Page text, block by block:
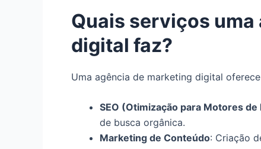
Quais serviços
digital faz?
Uma agência de marketing digital
SEO (Otimização para Motores de
de busca orgânica.
Marketing de Conteúdo: Criação